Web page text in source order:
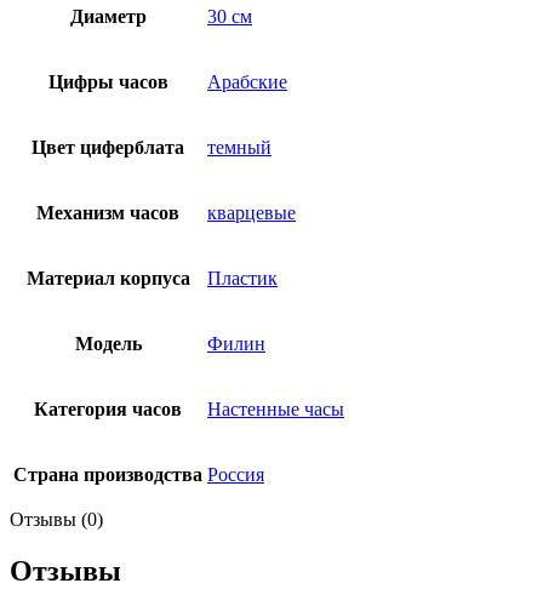
Диаметр 30 см
Цифры часов Арабские
Цвет циферблата темный
Механизм часов кварцевые
Материал корпуса Пластик
Модель Филин
Категория часов Настенные часы
Страна производства Россия
Отзывы (0)
Отзывы